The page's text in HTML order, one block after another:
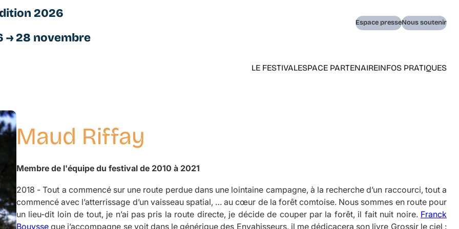
2026
→ 28 novembre
Navigation
LE FESTIVALESPACE PARTENAIREINFOS PRATIQUES
Navigation
Espace presseNous soutenir
Maud Riffay
Membre de l'équipe du festival de 2010 à 2021
2018 -Tout a commencé sur une route perdue dans une lointaine campagne, à la recherche d’un raccourci, tout a
commencé avec l’atterrissage d’un vaisseau spatial, … au cœur de la forêt comtoise. Nous sommes en route pour
un lieu-dit loin de tout, je n’ai pas pris la route directe, je décide de couper par la forêt, il fait nuit noire. Franck
Bouysse que j’accompagne se voit dans le générique des Envahisseurs, il me dédicacera son livre Grossir le ciel :